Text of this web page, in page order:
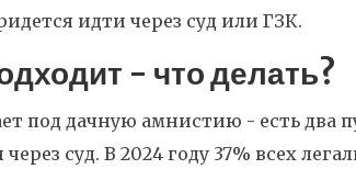
идти через суд или ГЗК.
- что делать?
под дачную амнистию - есть два
суд. В 2024 году 37% всех